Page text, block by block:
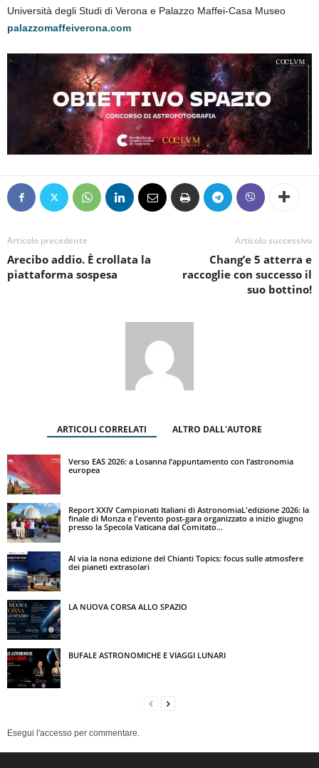
Università degli Studi di Verona e Palazzo Maffei-Casa Museo
palazzomaffeiverona.com
Articolo precedente
Arecibo addio. È crollata la
piattaforma sospesa
Articolo successivo
Chang’e 5 atterra e
raccoglie con successo il
suo bottino!
ARTICOLI CORRELATI ALTRO DALL'AUTORE
Verso EAS 2026: a Losanna l’appuntamento con l’astronomia
europea
Report XXIV Campionati Italiani di AstronomiaL'edizione 2026: la
finale di Monza e l'evento post-gara organizzato a inizio giugno
presso la Specola Vaticana dal Comitato...
Al via la nona edizione del Chianti Topics: focus sulle atmosfere
dei pianeti extrasolari
LA NUOVA CORSA ALLO SPAZIO
BUFALE ASTRONOMICHE E VIAGGI LUNARI
Esegui l'accesso per commentare.